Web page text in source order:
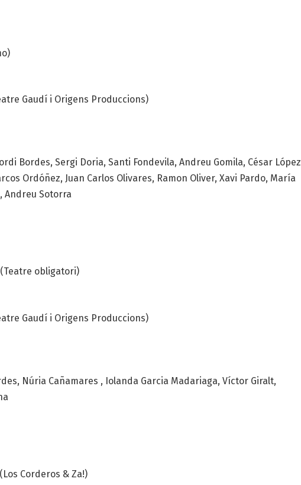
Gaudí i Origens Produccions)
Bordes, Sergi Doria, Santi Fondevila, Andreu Gomila, César López
Ordóñez, Juan Carlos Olivares, Ramon Oliver, Xavi Pardo, María
Andreu Sotorra
obligatori)
Gaudí i Origens Produccions)
Núria Cañamares , Iolanda Garcia Madariaga, Víctor Giralt,
Corderos & Za!)